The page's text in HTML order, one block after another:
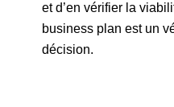
et d’en vérifier la
business plan est un
décision.